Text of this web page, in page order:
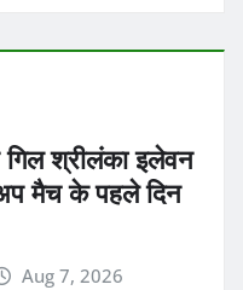
श्रीलंका इलेवन
मैच के पहले दिन
Aug 7, 2026